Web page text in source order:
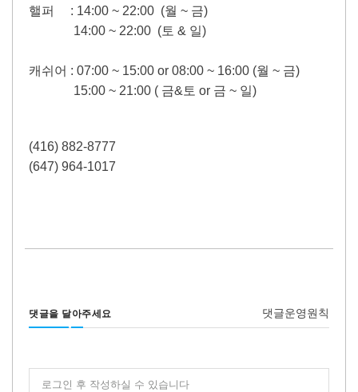
핼퍼 : 14:00 ~ 22:00 (월 ~ 금)
14:00 ~ 22:00 (토 & 일)
캐쉬어 : 07:00 ~ 15:00 or 08:00 ~ 16:00 (월 ~ 금)
15:00 ~ 21:00 ( 금&토 or 금 ~ 일)
(416) 882-8777
(647) 964-1017
댓글을 달아주세요 댓글운영원칙
로그인 후 작성하실 수 있습니다